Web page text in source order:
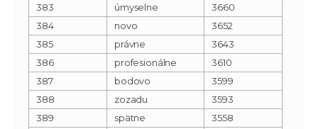
383
úmyselne
3660
384
novo
3652
385
právne
3643
386
profesionálne
3610
387
bodovo
3599
388
zozadu
3593
389
spätne
3558